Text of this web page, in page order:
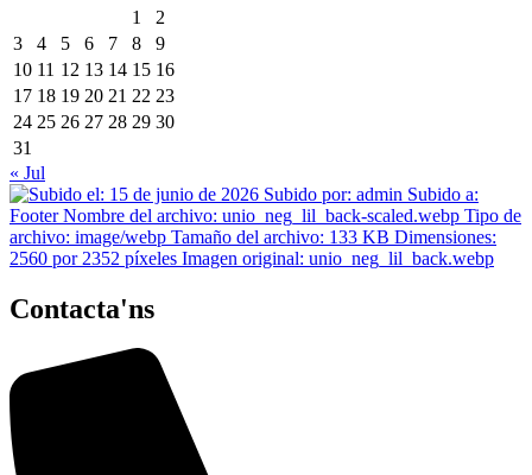
1
2
3
4 5 6 7 8
9
10 11 12 13 14 15 16
17 18 19 20 21 22 23
24 25 26 27 28 29 30
31
« Jul
Contacta'ns